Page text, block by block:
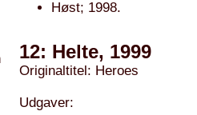
Høst; 1998.
12: Helte, 1999
Originaltitel: Heroes
Udgaver: